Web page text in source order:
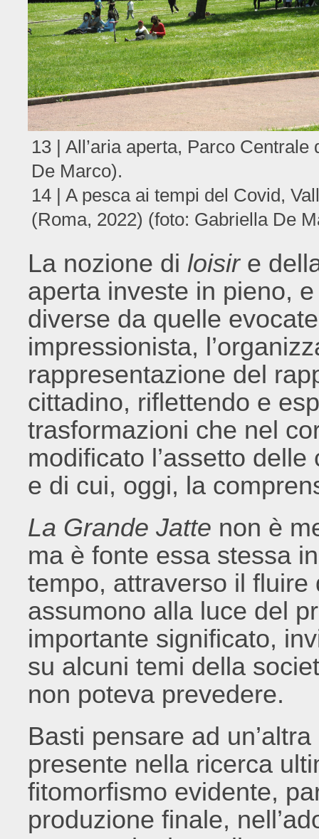
13 | All’aria aperta, Parco
De Marco).
14 | A pesca ai tempi del Covid,
(Roma, 2022) (foto: Gabriella De
La nozione di loisire
aperta investe in pieno,
diverse da quelle evocate
impressionista,
rappresentazione del
cittadino, riflettendo e
trasformazioni che nel
modificato l’assetto
e di cui, oggi, la
La Grande Jatte non è
ma è fonte essa stessa
tempo, attraverso il
assumono alla luce del
importante significato,
su alcuni temi della
non poteva prevedere.
Basti pensare ad
presente nella ricerca
fitomorfismo evidente,
produzione finale,